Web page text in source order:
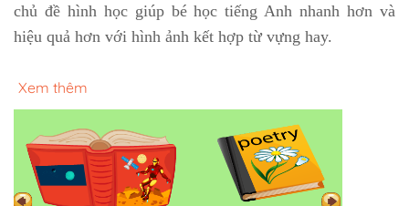
chủ đề hình học giúp bé học tiếng Anh nhanh hơn và
hiệu quả hơn với hình ảnh kết hợp từ vựng hay.
Xem thêm